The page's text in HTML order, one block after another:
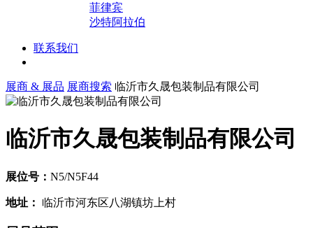
菲律宾
沙特阿拉伯
联系我们
展商 & 展品 展商搜索 临沂市久晟包装制品有限公司
临沂市久晟包装制品有限公司
展位号： N5/N5F44
地址： 临沂市河东区八湖镇坊上村